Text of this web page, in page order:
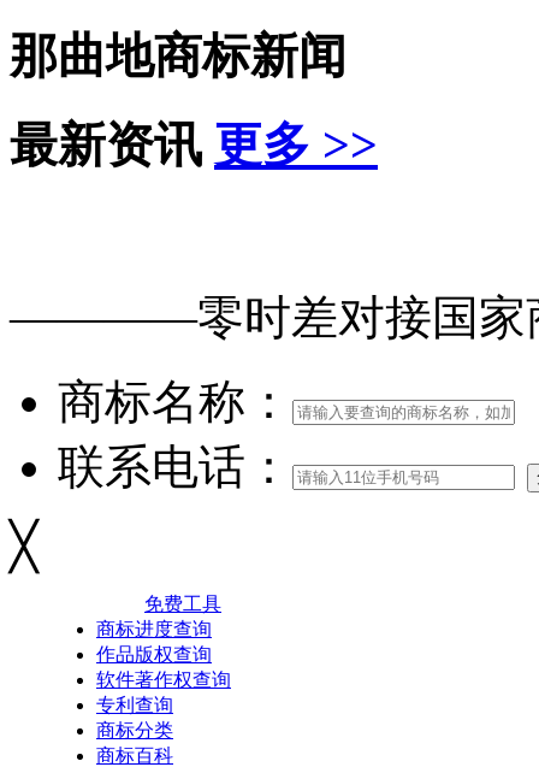
那曲地商标新闻
最新资讯 更多 >>
————零时差对接国
商标名称：
联系电话：
╳
免费工具
商标进度查询
作品版权查询
软件著作权查询
专利查询
商标分类
商标百科